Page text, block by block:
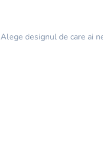
Alege designul de care ai